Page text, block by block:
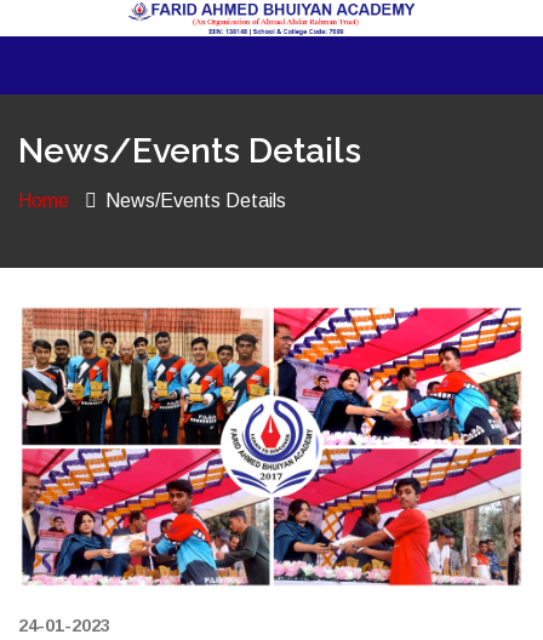
News/Events Details
Home News/Events Details
24-01-2023